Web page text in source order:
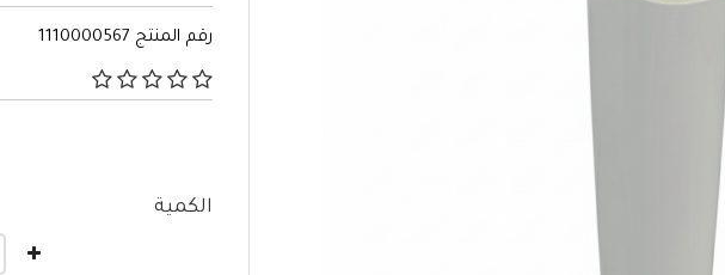
رقم المنتج 1110000567
الكمية